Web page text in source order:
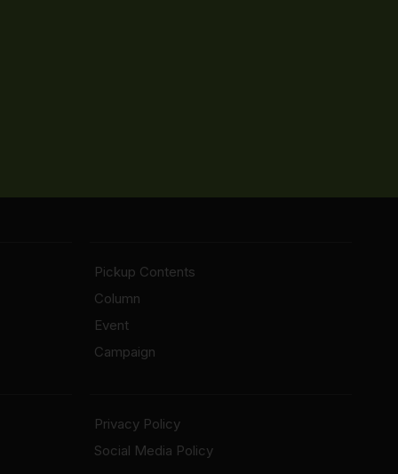
Pickup Contents
Column
Event
Campaign
Privacy Policy
Social Media Policy